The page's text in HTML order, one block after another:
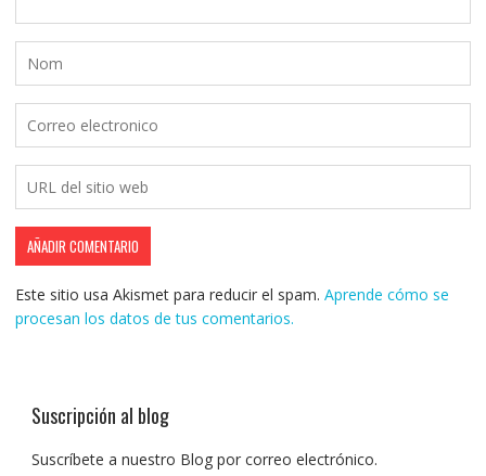
Este sitio usa Akismet para reducir el spam. Aprende cómo se
procesan los datos de tus comentarios.
Suscripción al blog
Suscríbete a nuestro Blog por correo electrónico.